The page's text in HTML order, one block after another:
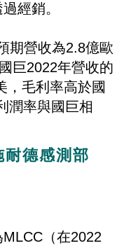
經銷。
期營收為2.8億歐
巨2022年營收的
，毛利率高於國
潤率與國巨相
耐德感測部
（在2022